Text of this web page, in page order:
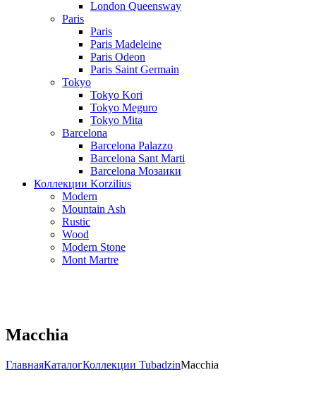
London Queensway
Paris
Paris
Paris Madeleine
Paris Odeon
Paris Saint Germain
Tokyo
Tokyo Kori
Tokyo Meguro
Tokyo Mita
Barcelona
Barcelona Palazzo
Barcelona Sant Marti
Barcelona Мозаики
Коллекции Korzilius
Modern
Mountain Ash
Rustic
Wood
Modern Stone
Mont Martre
Macchia
ГлавнаяКаталогКоллекции TubadzinMacchia